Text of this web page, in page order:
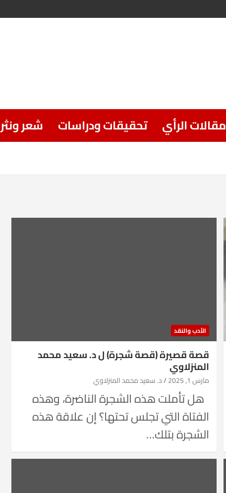
مقالات الرأي تحقيقات ودراسات شعر ونثر
الأدب والنقد
قصة قصيرة (قصة شجرة) ل د. سعيد محمد
المنزلاوي
مارس 1, 2025 د. سعيد محمد المنزلاوي
هل تأملت هذه الشجرة الناضرة، وهذه
الفتاة التي تجلس تحتها؟ إن علاقة هذه
الشجرة بتلك…